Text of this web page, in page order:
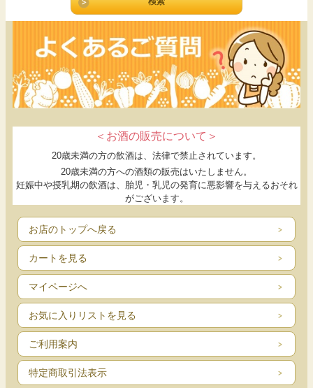
＜お酒の販売について＞
20歳未満の方の飲酒は、法律で禁止されています。
20歳未満の方への酒類の販売はいたしません。
妊娠中や授乳期の飲酒は、胎児・乳児の発育に悪影響を与えるおそれ
がございます。
お店のトップへ戻る
カートを見る
マイページへ
お気に入りリストを見る
ご利用案内
特定商取引法表示